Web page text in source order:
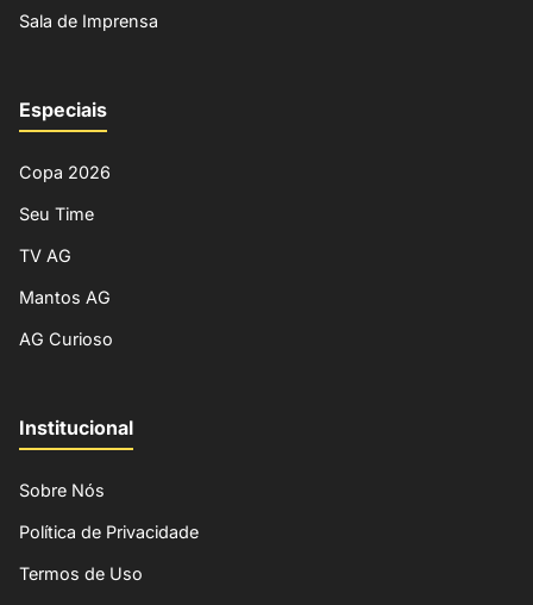
Sala de Imprensa
Especiais
Copa 2026
Seu Time
TV AG
Mantos AG
AG Curioso
Institucional
Sobre Nós
Política de Privacidade
Termos de Uso